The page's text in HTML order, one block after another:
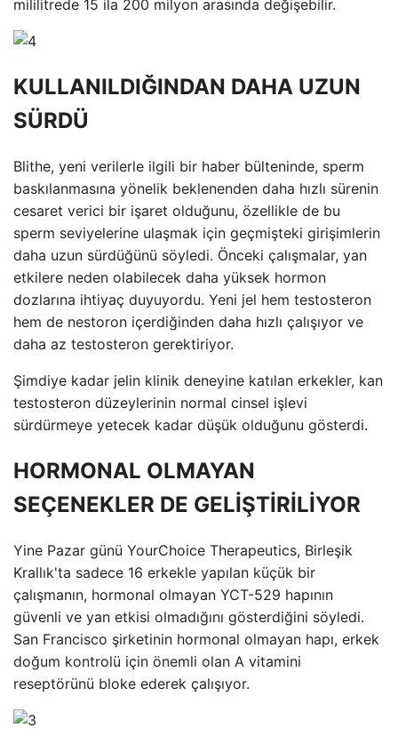
mililitrede 15 ila 200 milyon arasında değişebilir.
KULLANILDIĞINDAN DAHA UZUN
SÜRDÜ
Blithe, yeni verilerle ilgili bir haber bülteninde, sperm
baskılanmasına yönelik beklenenden daha hızlı sürenin
cesaret verici bir işaret olduğunu, özellikle de bu
sperm seviyelerine ulaşmak için geçmişteki girişimlerin
daha uzun sürdüğünü söyledi. Önceki çalışmalar, yan
etkilere neden olabilecek daha yüksek hormon
dozlarına ihtiyaç duyuyordu. Yeni jel hem testosteron
hem de nestoron içerdiğinden daha hızlı çalışıyor ve
daha az testosteron gerektiriyor.
Şimdiye kadar jelin klinik deneyine katılan erkekler, kan
testosteron düzeylerinin normal cinsel işlevi
sürdürmeye yetecek kadar düşük olduğunu gösterdi.
HORMONAL OLMAYAN
SEÇENEKLER DE GELİŞTİRİLİYOR
Yine Pazar günü YourChoice Therapeutics, Birleşik
Krallık'ta sadece 16 erkekle yapılan küçük bir
çalışmanın, hormonal olmayan YCT-529 hapının
güvenli ve yan etkisi olmadığını gösterdiğini söyledi.
San Francisco şirketinin hormonal olmayan hapı, erkek
doğum kontrolü için önemli olan A vitamini
reseptörünü bloke ederek çalışıyor.